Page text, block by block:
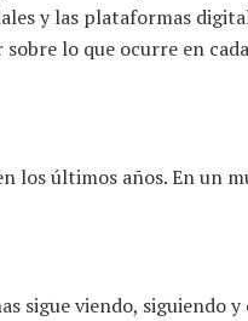
y las plataformas
lo que ocurre en
últimos años. En un
sigue viendo, siguiendo